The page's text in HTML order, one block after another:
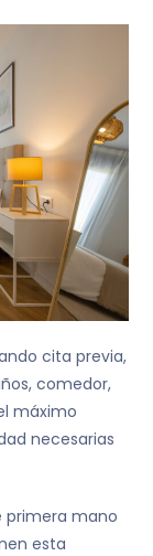
cita previa,
comedor,
máximo
necesarias
primera mano
esta